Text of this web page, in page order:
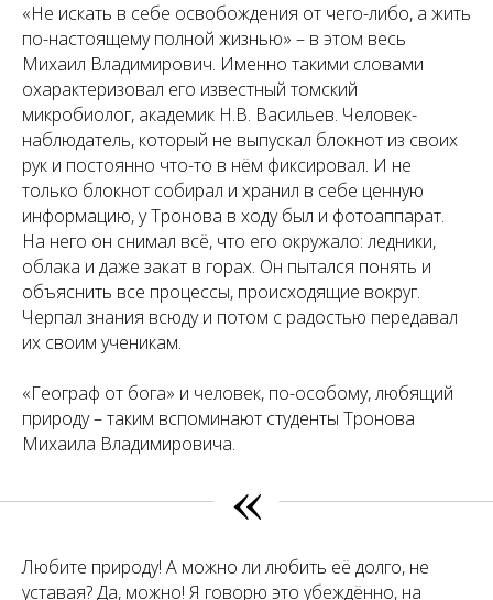
«Не искать в себе освобождения от чего-либо, а жить
по-настоящему полной жизнью» – в этом весь
Михаил Владимирович. Именно такими словами
охарактеризовал его известный томский
микробиолог, академик Н.В. Васильев. Человек-
наблюдатель, который не выпускал блокнот из своих
рук и постоянно что-то в нём фиксировал. И не
только блокнот собирал и хранил в себе ценную
информацию, у Тронова в ходу был и фотоаппарат.
На него он снимал всё, что его окружало: ледники,
облака и даже закат в горах. Он пытался понять и
объяснить все процессы, происходящие вокруг.
Черпал знания всюду и потом с радостью передавал
их своим ученикам.
«Географ от бога» и человек, по-особому, любящий
природу – таким вспоминают студенты Тронова
Михаила Владимировича.
«
Любите природу! А можно ли любить её долго, не
уставая? Да, можно! Я говорю это убеждённо, на